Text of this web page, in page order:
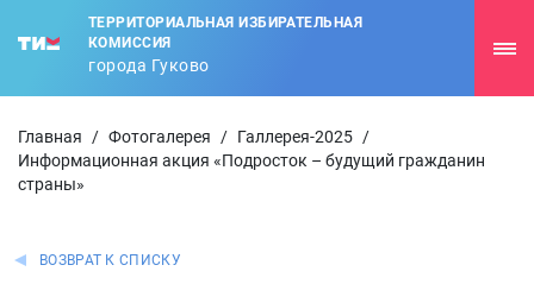
ТЕРРИТОРИАЛЬНАЯ ИЗБИРАТЕЛЬНАЯ
КОМИССИЯ
города Гуково
Главная / Фотогалерея / Галлерея-2025 /
Информационная акция «Подросток – будущий гражданин
страны»
ВОЗВРАТ К СПИСКУ